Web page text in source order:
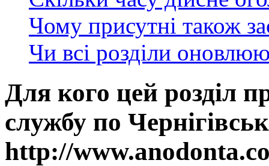
Чому присутні також
Чи всі розділи
Для кого цей розділ
службу по
http://